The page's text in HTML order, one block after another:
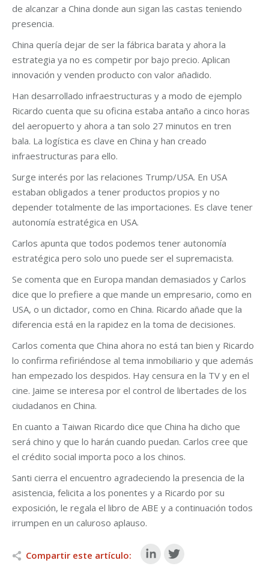
de alcanzar a China donde aun sigan las castas teniendo
presencia.
China quería dejar de ser la fábrica barata y ahora la
estrategia ya no es competir por bajo precio. Aplican
innovación y venden producto con valor añadido.
Han desarrollado infraestructuras y a modo de ejemplo
Ricardo cuenta que su oficina estaba antaño a cinco horas
del aeropuerto y ahora a tan solo 27 minutos en tren
bala. La logística es clave en China y han creado
infraestructuras para ello.
Surge interés por las relaciones Trump/USA. En USA
estaban obligados a tener productos propios y no
depender totalmente de las importaciones. Es clave tener
autonomía estratégica en USA.
Carlos apunta que todos podemos tener autonomía
estratégica pero solo uno puede ser el supremacista.
Se comenta que en Europa mandan demasiados y Carlos
dice que lo prefiere a que mande un empresario, como en
USA, o un dictador, como en China. Ricardo añade que la
diferencia está en la rapidez en la toma de decisiones.
Carlos comenta que China ahora no está tan bien y Ricardo
lo confirma refiriéndose al tema inmobiliario y que además
han empezado los despidos. Hay censura en la TV y en el
cine. Jaime se interesa por el control de libertades de los
ciudadanos en China.
En cuanto a Taiwan Ricardo dice que China ha dicho que
será chino y que lo harán cuando puedan. Carlos cree que
el crédito social importa poco a los chinos.
Santi cierra el encuentro agradeciendo la presencia de la
asistencia, felicita a los ponentes y a Ricardo por su
exposición, le regala el libro de ABE y a continuación todos
irrumpen en un caluroso aplauso.
Compartir este artículo: